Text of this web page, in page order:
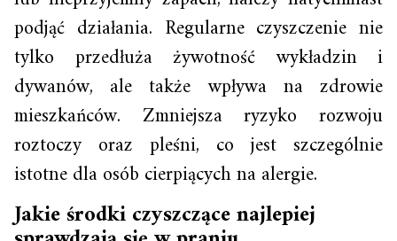
podjąć działania. Regularne czyszczenie nie
tylko przedłuża żywotność wykładzin i
dywanów, ale także wpływa na zdrowie
mieszkańców. Zmniejsza ryzyko rozwoju
roztoczy oraz pleśni, co jest szczególnie
istotne dla osób cierpiących na alergie.
Jakie środki czyszczące najlepiej